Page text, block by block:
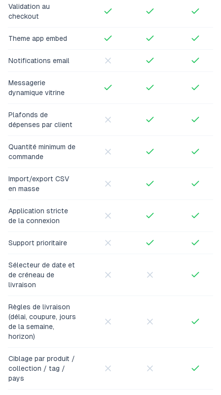
Validation au
checkout
Theme app embed
Notifications email
Messagerie
dynamique vitrine
Plafonds de
dépenses par client
Quantité minimum de
commande
Import/export CSV
en masse
Application stricte
de la connexion
Support prioritaire
Sélecteur de date et
de créneau de
livraison
Règles de livraison
(délai, coupure, jours
de la semaine,
horizon)
Ciblage par produit /
collection / tag /
pays